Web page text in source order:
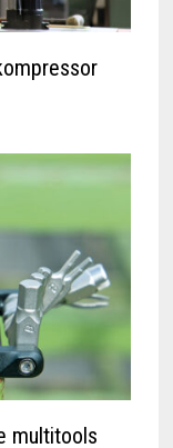
multitools